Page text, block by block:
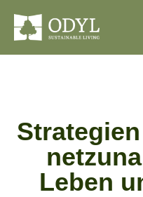
Leben